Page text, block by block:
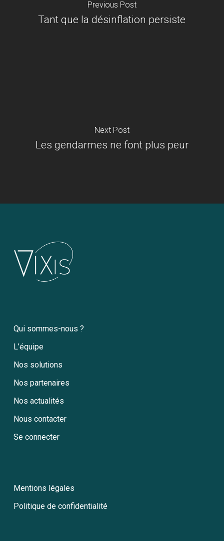
Previous Post
Tant que la désinflation persiste
Next Post
Les gendarmes ne font plus peur
Qui sommes-nous ?
L’équipe
Nos solutions
Nos partenaires
Nos actualités
Nous contacter
Se connecter
Mentions légales
Politique de confidentialité